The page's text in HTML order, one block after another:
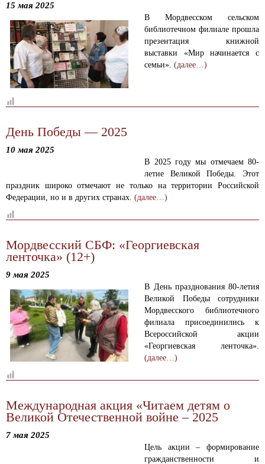
15 мая 2025
В Мордвесском сельском
библиотечном филиале прошла
презентация книжной
выставки «Мир начинается с
семьи».(далее…)
День Победы — 2025
10 мая 2025
В 2025 году мы отмечаем 80-
летие Великой Победы. Этот
праздник широко отмечают не только на территории Российской
Федерации, но и в других странах. (далее…)
Мордвесский СБФ: «Георгиевская
ленточка» (12+)
9 мая 2025
В День празднования 80-летия
Великой Победы сотрудники
Мордвесского библиотечного
филиала присоединились к
Всероссийской акции
«Георгиевская ленточка».
(далее…)
Международная акция «Читаем детям о
Великой Отечественной войне – 2025
7 мая 2025
Цель акции – формирование
гражданственности и